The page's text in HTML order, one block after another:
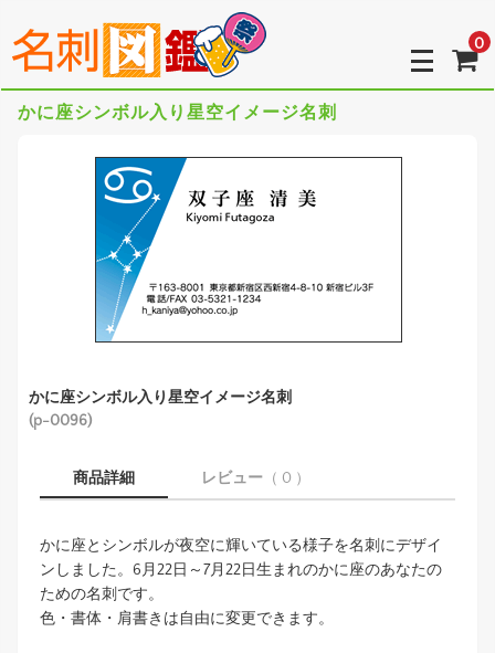
0
かに座シンボル入り星空イメージ名刺
かに座シンボル入り星空イメージ名刺
(p-0096)
商品詳細 レビュー （ 0 ）
かに座とシンボルが夜空に輝いている様子を名刺にデザイ
ンしました。6月22日～7月22日生まれのかに座のあなたの
ための名刺です。
色・書体・肩書きは自由に変更できます。